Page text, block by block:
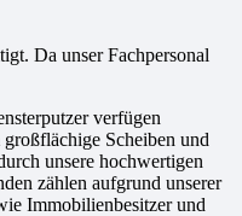
Da unser Fachpersonal
verfügen
Scheiben und
unsere hochwertigen
zählen aufgrund unserer
Immobilienbesitzer und